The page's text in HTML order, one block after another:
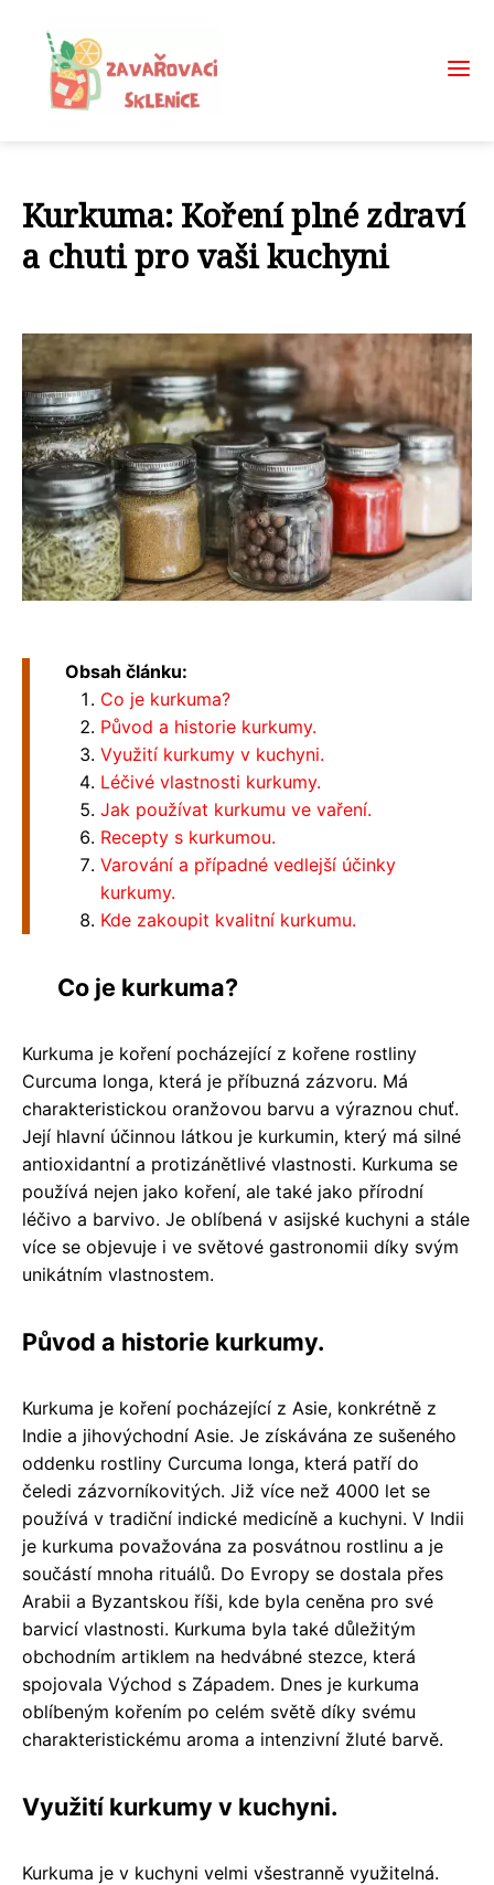
Kurkuma: Koření plné zdraví
a chuti pro vaši kuchyni
Obsah článku:
Co je kurkuma?
Původ a historie kurkumy.
Využití kurkumy v kuchyni.
Léčivé vlastnosti kurkumy.
Jak používat kurkumu ve vaření.
Recepty s kurkumou.
Varování a případné vedlejší účinky
kurkumy.
Kde zakoupit kvalitní kurkumu.
Co je kurkuma?
Kurkuma je koření pocházející z kořene rostliny
Curcuma longa, která je příbuzná zázvoru. Má
charakteristickou oranžovou barvu a výraznou chuť.
Její hlavní účinnou látkou je kurkumin, který má silné
antioxidantní a protizánětlivé vlastnosti. Kurkuma se
používá nejen jako koření, ale také jako přírodní
léčivo a barvivo. Je oblíbená v asijské kuchyni a stále
více se objevuje i ve světové gastronomii díky svým
unikátním vlastnostem.
Původ a historie kurkumy.
Kurkuma je koření pocházející z Asie, konkrétně z
Indie a jihovýchodní Asie. Je získávána ze sušeného
oddenku rostliny Curcuma longa, která patří do
čeledi zázvorníkovitých. Již více než 4000 let se
používá v tradiční indické medicíně a kuchyni. V Indii
je kurkuma považována za posvátnou rostlinu a je
součástí mnoha rituálů. Do Evropy se dostala přes
Arabii a Byzantskou říši, kde byla ceněna pro své
barvicí vlastnosti. Kurkuma byla také důležitým
obchodním artiklem na hedvábné stezce, která
spojovala Východ s Západem. Dnes je kurkuma
oblíbeným kořením po celém světě díky svému
charakteristickému aroma a intenzivní žluté barvě.
Využití kurkumy v kuchyni.
Kurkuma je v kuchyni velmi všestranně využitelná.